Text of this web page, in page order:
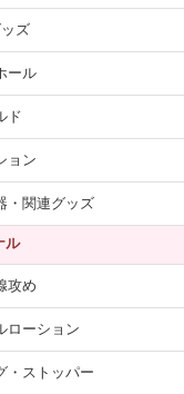
ズ
ール
ド
ョン
・関連グッズ
ル
攻め
ローション
・ストッパー